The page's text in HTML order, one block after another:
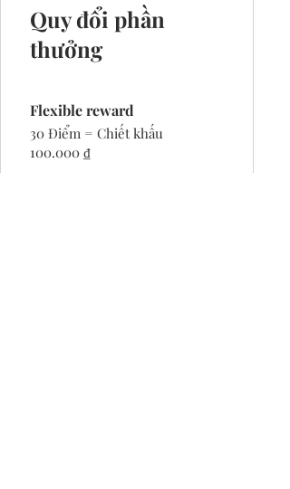
Quy đổi phần
thưởng
Flexible reward
30 Điểm = Chiết khấu
100.000 ₫